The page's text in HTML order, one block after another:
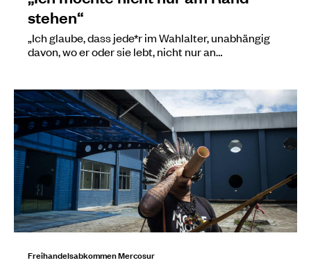
stehen“
„Ich glaube, dass jede*r im Wahlalter, unabhängig
davon, wo er oder sie lebt, nicht nur an…
Freihandelsabkommen Mercosur